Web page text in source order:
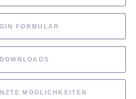
FORMULAR
DOWNLOADS
MÖGLICHKEITEN